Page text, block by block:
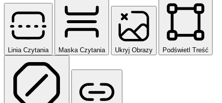
Linia Czytania Maska Czytania Ukryj Obrazy Podświetl Treść